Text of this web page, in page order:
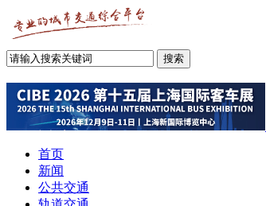
首页
新闻
公共交通